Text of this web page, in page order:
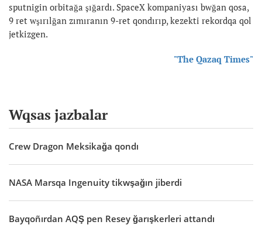
sputnigin orbitağa şığardı. SpaceX kompaniyası bwğan qosa,
9 ret wşırılğan zımıranın 9-ret qondırıp, kezekti rekordqa qol
jetkizgen.
"The Qazaq Times"
Wqsas jazbalar
Crew Dragon Meksikağa qondı
NASA Marsqa Ingenuity tikwşağın jiberdi
Bayqoñırdan AQŞ pen Resey ğarışkerleri attandı